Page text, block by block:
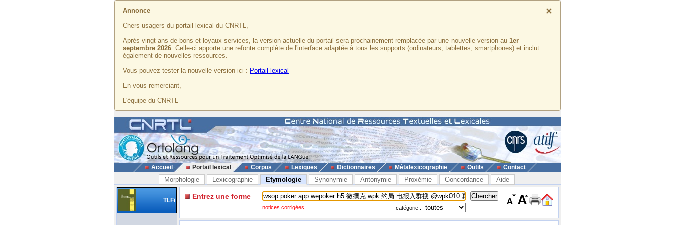
×
Annonce
Chers usagers du portail lexical du CNRTL,
Après vingt ans de bons et loyaux services, la version actuelle du portail sera prochainement remplacée par une nouvelle version au 1er
septembre 2026. Celle-ci apporte une refonte complète de l'interface adaptée à tous les supports (ordinateurs, tablettes, smartphones) et inclut
également de nouvelles ressources.
Vous pouvez tester la nouvelle version ici : Portail lexical
En vous remerciant,
L'équipe du CNRTL
Accueil Portail lexical Corpus Lexiques Dictionnaires Métalexicographie Outils Contact
Morphologie Lexicographie Etymologie Synonymie Antonymie Proxémie Concordance Aide
TLFi Entrez une forme
notices corrigées catégorie :